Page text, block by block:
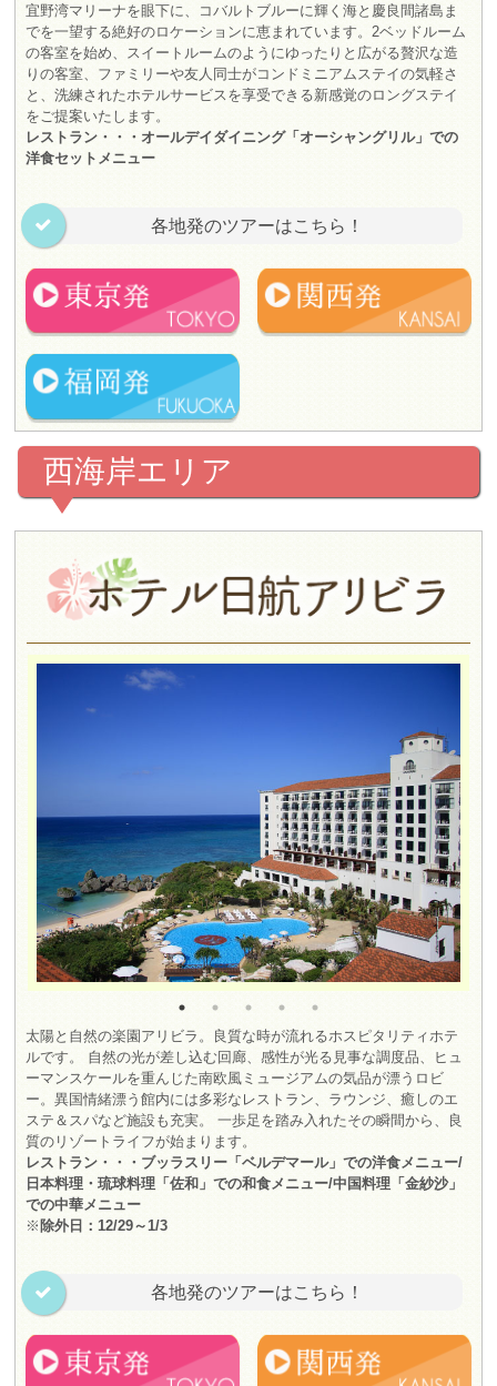
宜野湾マリーナを眼下に、コバルトブルーに輝く海と慶良間諸島ま
でを一望する絶好のロケーションに恵まれています。2ベッドルーム
の客室を始め、スイートルームのようにゆったりと広がる贅沢な造
りの客室、ファミリーや友人同士がコンドミニアムステイの気軽さ
と、洗練されたホテルサービスを享受できる新感覚のロングステイ
をご提案いたします。
レストラン・・・オールデイダイニング「オーシャングリル」での
洋食セットメニュー
各地発のツアーはこちら！
西海岸エリア
太陽と自然の楽園アリビラ。良質な時が流れるホスピタリティホテ
ルです。 自然の光が差し込む回廊、感性が光る見事な調度品、ヒュ
ーマンスケールを重んじた南欧風ミュージアムの気品が漂うロビ
ー。異国情緒漂う館内には多彩なレストラン、ラウンジ、癒しのエ
ステ＆スパなど施設も充実。 一歩足を踏み入れたその瞬間から、良
質のリゾートライフが始まります。
レストラン・・・ブッラスリー「ベルデマール」での洋食メニュー/
日本料理・琉球料理「佐和」での和食メニュー/中国料理「金紗沙」
での中華メニュー
※除外日：12/29～1/3
各地発のツアーはこちら！